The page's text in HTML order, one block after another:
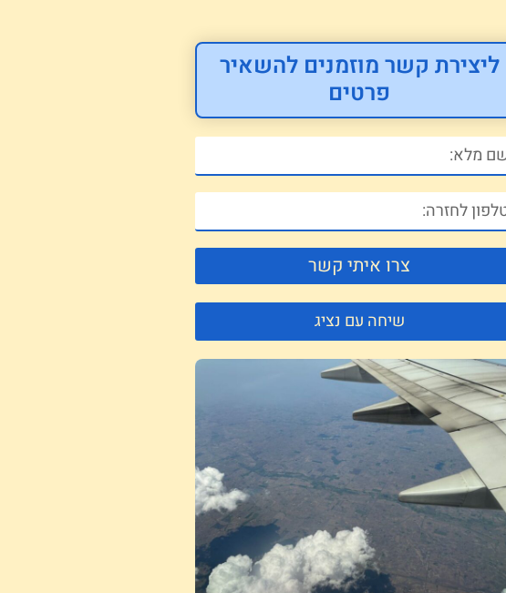
ליצירת קשר מוזמנים להשאיר
פרטים
צרו איתי קשר
שיחה עם נציג